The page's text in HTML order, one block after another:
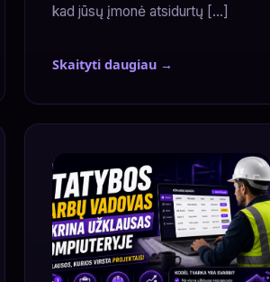
kad jūsų įmonė atsidurtų […]
Skaityti daugiau →